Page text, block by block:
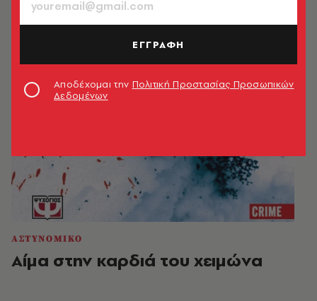
ΑΣΤΥΝΟΜΙΚΟ
Αίμα στην καρδιά του χειμώνα
ΕΓΓΡΑΦΗ
Αποδέχομαι την Πολιτική Προστασίας Προσωπικών
Δεδομένων